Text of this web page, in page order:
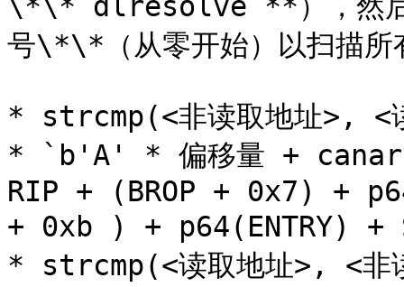
号\*\*（从零开始）以扫描所
* strcmp(<非读取地址>, <
* `b'A' * 偏移量 +
RIP + (BROP + 0x7) +
+ 0xb ) + p64(ENTRY) +
* strcmp(<读取地址>, <非